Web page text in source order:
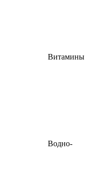
Витамины
Водно-